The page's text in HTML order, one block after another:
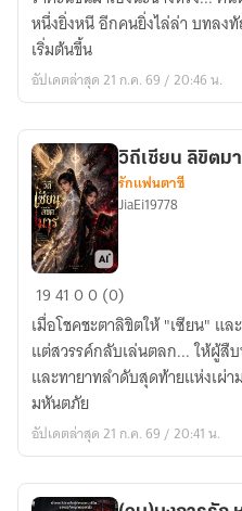
หนึ่งยิ่งหนี อีกคนยิ่งไล่ล่า บทลง
เริ่มต้นขึ้น
อัปเดตล่าสุด 21 ก.ค. 69 / 20:46 น.
วิถี
เซียน
ลิขิต
มาร
วิถีเซียน ลิขิตม
รักแฟนตาซี
JiaEi19778
194100 (0)
เมื่อโชคชะตาลิขิตให้ "เซียน" แ
แต่สวรรค์กลับเล่นตลก... ให้ผู้สื
และทายาทลำดับสุดท้ายแห่งเผ่
มหันตภัย
อัปเดตล่าสุด 21 ก.ค. 69 / 20:41 น.